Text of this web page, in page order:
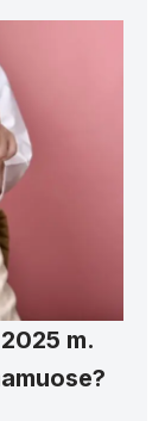
m.